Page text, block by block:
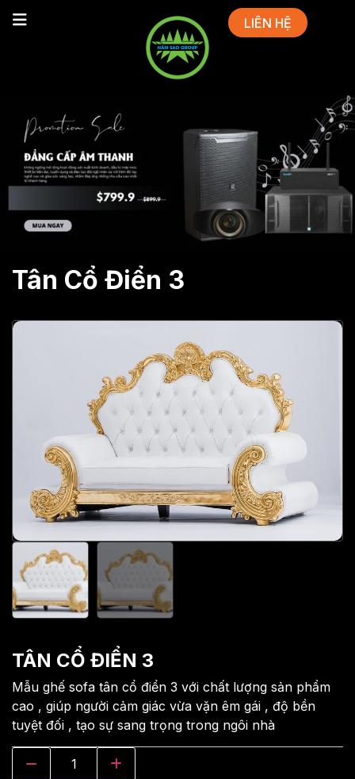
LIÊN HỆ
Tân Cổ Điển 3
TÂN CỔ ĐIỂN 3
Mẫu ghế sofa tân cổ điển 3 với chất lượng sản phẩm
cao , giúp người cảm giác vừa vặn êm gái , độ bền
tuyệt đối , tạo sự sang trọng trong ngôi nhà